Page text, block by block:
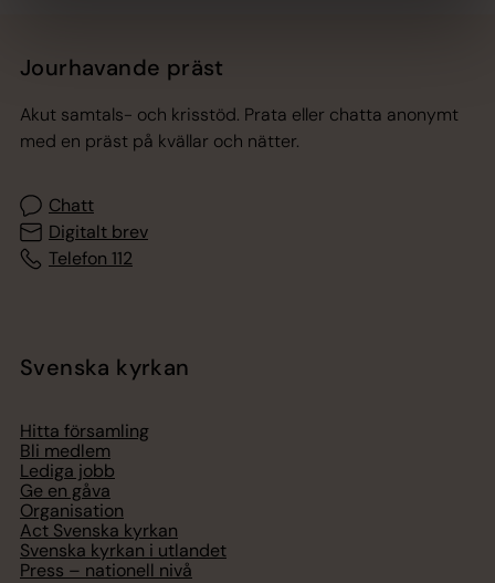
Jourhavande präst
Akut samtals- och krisstöd. Prata eller chatta anonymt
med en präst på kvällar och nätter.
Chatt
Digitalt brev
Telefon 112
Svenska kyrkan
Hitta församling
Bli medlem
Lediga jobb
Ge en gåva
Organisation
Act Svenska kyrkan
Svenska kyrkan i utlandet
Press – nationell nivå